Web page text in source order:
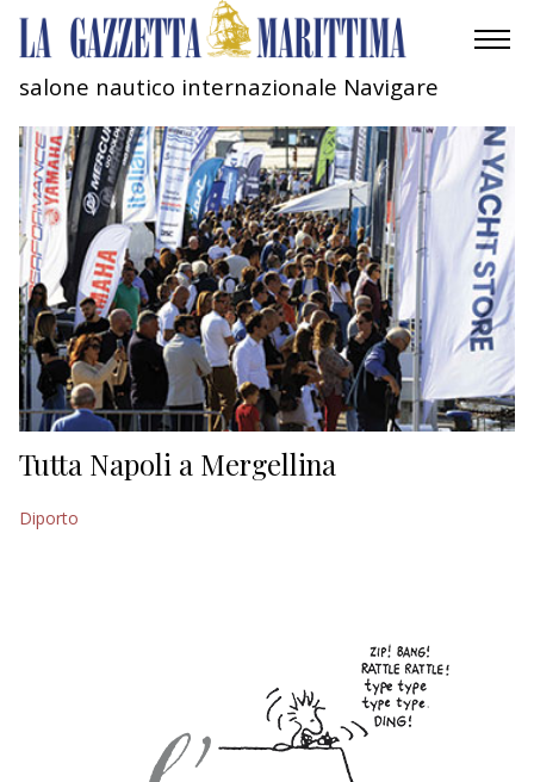
MOBILITÀ
INDUSTRIA
RICERCA
ECONOMIA
TURISMO
CULTURA
NAUTICA
salone nautico internazionale Navigare
Tutta Napoli a Mergellina
Diporto